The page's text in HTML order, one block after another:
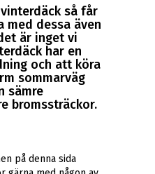
så får
med dessa även
är inget vi
har en
och att köra
sommarväg
sämre
bromssträckor.
på denna sida